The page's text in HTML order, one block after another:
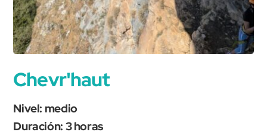
Chevr'haut
Nivel: medio
Duración: 3 horas